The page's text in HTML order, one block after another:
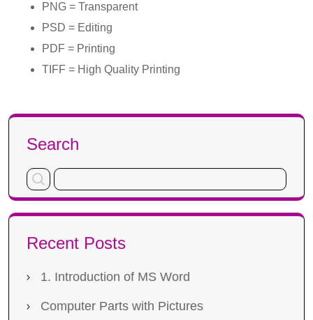
PNG = Transparent
PSD = Editing
PDF = Printing
TIFF = High Quality Printing
Search
Recent Posts
1. Introduction of MS Word
Computer Parts with Pictures